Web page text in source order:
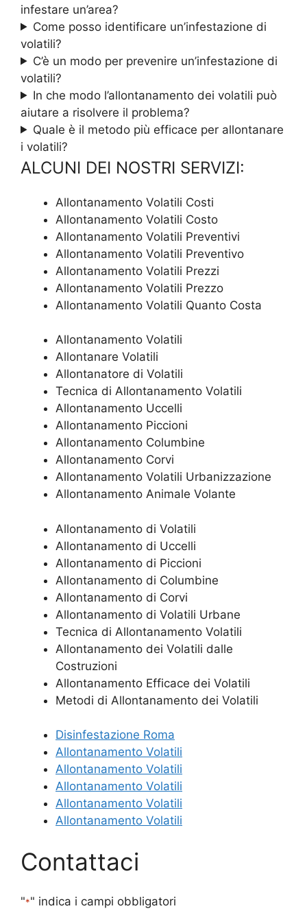
infestare un’area?
Come posso identificare un’infestazione di
volatili?
C’è un modo per prevenire un’infestazione di
volatili?
In che modo l’allontanamento dei volatili può
aiutare a risolvere il problema?
Quale è il metodo più efficace per allontanare
i volatili?
ALCUNI DEI NOSTRI SERVIZI:
Allontanamento Volatili Costi
Allontanamento Volatili Costo
Allontanamento Volatili Preventivi
Allontanamento Volatili Preventivo
Allontanamento Volatili Prezzi
Allontanamento Volatili Prezzo
Allontanamento Volatili Quanto Costa
Allontanamento Volatili
Allontanare Volatili
Allontanatore di Volatili
Tecnica di Allontanamento Volatili
Allontanamento Uccelli
Allontanamento Piccioni
Allontanamento Columbine
Allontanamento Corvi
Allontanamento Volatili Urbanizzazione
Allontanamento Animale Volante
Allontanamento di Volatili
Allontanamento di Uccelli
Allontanamento di Piccioni
Allontanamento di Columbine
Allontanamento di Corvi
Allontanamento di Volatili Urbane
Tecnica di Allontanamento Volatili
Allontanamento dei Volatili dalle
Costruzioni
Allontanamento Efficace dei Volatili
Metodi di Allontanamento dei Volatili
Disinfestazione Roma
Allontanamento Volatili
Allontanamento Volatili
Allontanamento Volatili
Allontanamento Volatili
Allontanamento Volatili
Contattaci
"*" indica i campi obbligatori